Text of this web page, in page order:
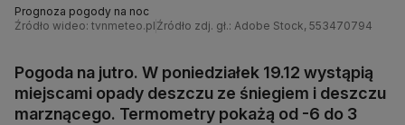
Prognoza pogody na noc
Źródło wideo: tvnmeteo.pl Źródło zdj. gł.: Adobe Stock, 553470794
Pogoda na jutro. W poniedziałek 19.12 wystąpią
miejscami opady deszczu ze śniegiem i deszczu
marznącego. Termometry pokażą od -6 do 3